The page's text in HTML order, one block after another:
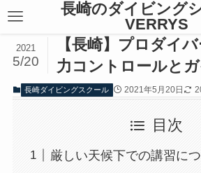
長崎のダイビング
VERRYS
【長崎】プロダイ
力コントロールと
2021
5/20
長崎ダイビングスクール 2021年5月20日
目次
厳しい天候下での講習に